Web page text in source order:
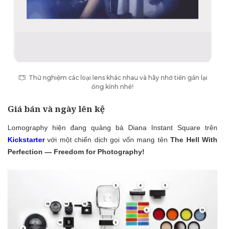
Thử nghiệm các loại lens khác nhau và hãy nhớ tiến gần lại
ống kính nhé!
Giá bán và ngày lên kệ
Lomography hiện đang quảng bá Diana Instant Square trên
Kickstartervới một chiến dịch gọi vốn mang tênThe Hell With
Perfection — Freedom for Photography!